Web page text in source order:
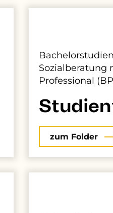
Sozialberatung
Professional
zum Folder